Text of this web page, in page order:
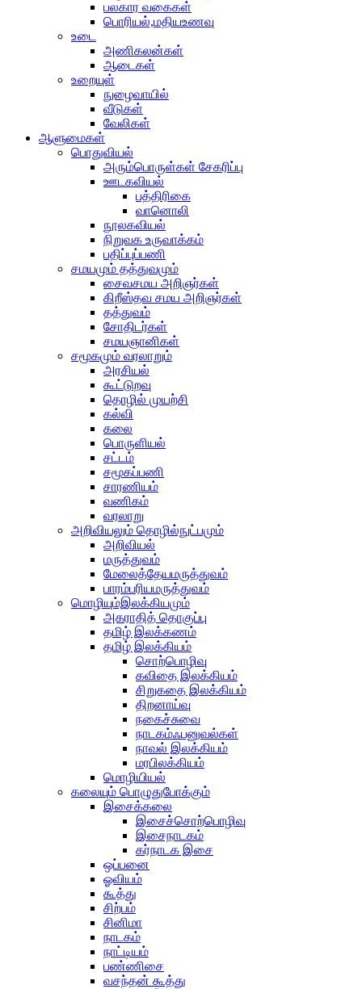
பலகார வகைகள்
பொரியல்,மதியஉணவு
உடை
அணிகலன்கள்
ஆடைகள்
உறையுள்
நுழைவாயில்
வீடுகள்
வேலிகள்
ஆளுமைகள்
பொதுவியல்
அரும்பொருள்கள் சேகரிப்பு
ஊடகவியல்
பத்திரிகை
வானொலி
நூலகவியல்
நிறுவக உருவாக்கம்
பதிப்புப்பணி
சமயமும் தத்துவமும்
சைவசமய அறிஞர்கள்
கிறீஸ்தவ சமய அறிஞர்கள்
தத்துவம்
சோதிடர்கள்
சமயஞானிகள்
சமூகமும் வரலாறும்
அரசியல்
கூட்டுறவு
தொழில் முயற்சி
கல்வி
கலை
பொருளியல்
சட்டம்
சமூகப்பணி
சாரணியம்
வணிகம்
வரலாறு
அறிவியலும் தொழில்நுட்பமும்
அறிவியல்
மருத்துவம்
மேலைத்தேயமருத்துவம்
பாரம்பரியமருத்துவம்
மொழியும்இலக்கியமும்
அகராதித் தொகுப்பு
தமிழ் இலக்கணம்
தமிழ் இலக்கியம்
சொற்பொழிவு
கவிதை இலக்கியம்
சிறுகதை இலக்கியம்
திறனாய்வு
நகைச்சுவை
நாடகம்ஃபனுவல்கள்
நாவல் இலக்கியம்
மரபிலக்கியம்
மொழியியல்
கலையும் பொழுதுபோக்கும்
இசைக்கலை
இசைச்சொற்பொழிவு
இசைநாடகம்
கர்நாடக இசை
ஒப்பனை
ஓவியம்
கூத்து
சிற்பம்
சினிமா
நாடகம்
நாட்டியம்
பண்ணிசை
வசந்தன் கூத்து